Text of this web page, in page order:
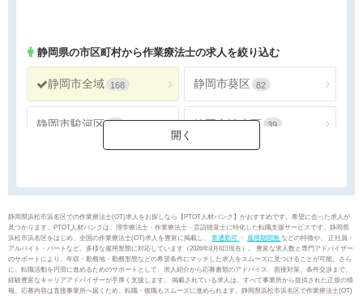
静岡県の市区町村から作業療法士の求人を絞り込む
静岡市全域 168 静岡市葵区 82
静岡市駿河区 静岡市清水区 39
三島市 19 富士宮市 40
伊東市 27 島田市 6
静岡県浜松市浜名区での作業療法士(OT)求人をお探しなら【PTOT人材バンク】がおすすめです。希望に合った求人が
見つかります。PTOT人材バンクは、理学療法士・作業療法士・言語聴覚士に特化した転職支援サービスです。静岡県
浜松市浜名区をはじめ、全国の作業療法士(OT)求人を豊富に掲載し、 車通勤可 ・ 雇用期間無 などの特徴や、 正社員・
アルバイト・パートなど、多様な雇用形態に対応しています（2026年8月6日現在）。 豊富な求人数と専門アドバイザー
のサポートにより、年収・勤務地・勤務形態などの希望条件にマッチした求人をスムーズに見つけることが可能。さら
に、転職活動を円滑に進めるためのサポートとして、求人紹介から応募書類のアドバイス、面接対策、条件交渉まで、
経験豊富なキャリアアドバイザーが手厚く支援します。 掲載されている求人は、すべて事業所から提供された正規の情
報。応募内容は直接事業所へ届くため、転職・復職もスムーズに進められます。静岡県浜松市浜名区で作業療法士(OT)